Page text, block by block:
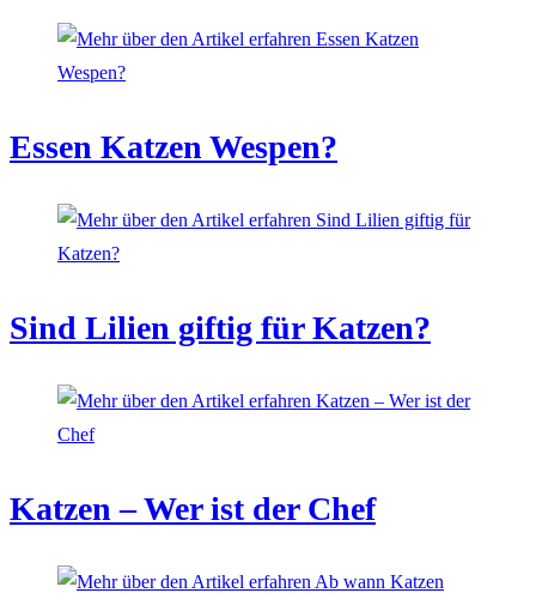
Essen Katzen Wespen?
Sind Lilien giftig für Katzen?
Katzen – Wer ist der Chef